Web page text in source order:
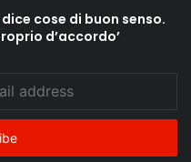
cose di buon senso.
d’accordo’